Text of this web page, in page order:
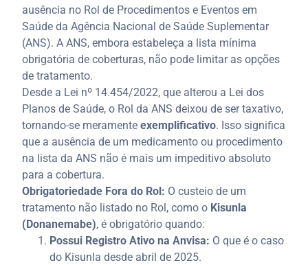
ausência no Rol de Procedimentos e Eventos em
Saúde da Agência Nacional de Saúde Suplementar
(ANS). A ANS, embora estabeleça a lista mínima
obrigatória de coberturas, não pode limitar as opções
de tratamento.
Desde a Lei nº 14.454/2022, que alterou a Lei dos
Planos de Saúde, o Rol da ANS deixou de ser taxativo,
tornando-se meramenteexemplificativo. Isso significa
que a ausência de um medicamento ou procedimento
na lista da ANS não é mais um impeditivo absoluto
para a cobertura.
Obrigatoriedade Fora do Rol: O custeio de um
tratamento não listado no Rol, como o Kisunla
(Donanemabe), é obrigatório quando:
Possui Registro Ativo na Anvisa: O que é o caso
do Kisunla desde abril de 2025.